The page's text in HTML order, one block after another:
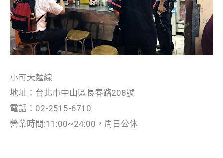
小可大麵線
地址：台北市中山區長春路208號
電話：02-2515-6710
營業時間:11:00~24:00，周日公休